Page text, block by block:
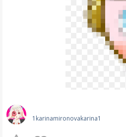
1karinamironovakarina1